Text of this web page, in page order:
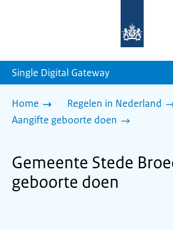
homepage
Single Digital Gateway
Home
Regelen in Nederland
Aangifte geboorte doen
Gemeente Stede
geboorte doen